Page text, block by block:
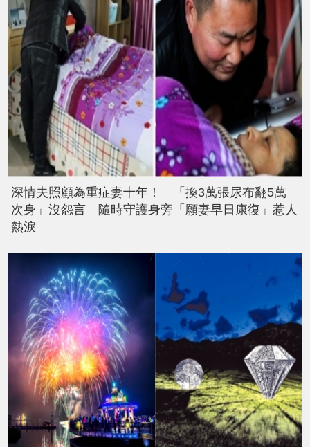
深情夫照顧為重症妻十年！ 「換3萬張尿布翻5萬
次身」沒怨言 隨時守護身旁「願妻早日康復」惹人
熱淚